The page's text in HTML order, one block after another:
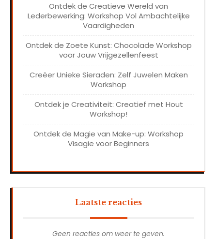
Ontdek de Creatieve Wereld van
Lederbewerking: Workshop Vol Ambachtelijke
Vaardigheden
Ontdek de Zoete Kunst: Chocolade Workshop
voor Jouw Vrijgezellenfeest
Creëer Unieke Sieraden: Zelf Juwelen Maken
Workshop
Ontdek je Creativiteit: Creatief met Hout
Workshop!
Ontdek de Magie van Make-up: Workshop
Visagie voor Beginners
Laatste reacties
Geen reacties om weer te geven.